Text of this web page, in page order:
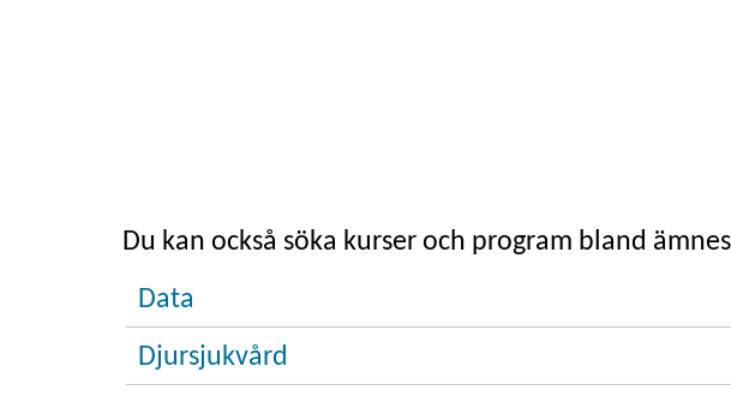
Du kan också söka kurser och program bland
Data
Djursjukvård